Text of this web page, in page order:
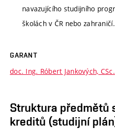
navazujícího studijního
školách v ČR nebo zahraničí.
GARANT
doc. Ing. Róbert Jankových, CSc.
Struktura předmětů
kreditů (studijní